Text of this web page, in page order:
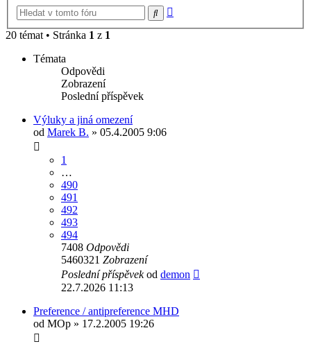
Hledat
20 témat • Stránka 1 z 1
Témata
Odpovědi
Zobrazení
Poslední příspěvek
Výluky a jiná omezení
od Marek B. » 05.4.2005 9:06
1
…
490
491
492
493
494
7408 Odpovědi
5460321 Zobrazení
Poslední příspěvekod demon
22.7.2026 11:13
Preference / antipreference MHD
od MOp » 17.2.2005 19:26